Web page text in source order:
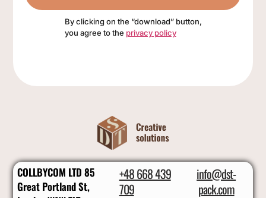
By clicking on the “download” button,
you agree to the privacy policy
COLLBYCOM LTD 85
Great Portland St,
+48 668 439
709
info@dst-
pack.com